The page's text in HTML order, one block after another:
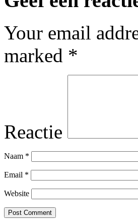
Your email
marked *
Reactie
Naam *
Email *
Website